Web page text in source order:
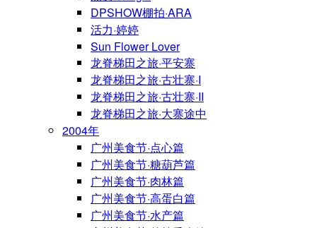
DPSHOW棚拍·ARA
活力·婷婷
Sun Flower Lover
龙脊梯田之旅·平安寨
龙脊梯田之旅·古壮寨·I
龙脊梯田之旅·古壮寨·II
龙脊梯田之旅·大寨途中
2004年
广州美食节·点心篇
广州美食节·糖葫芦篇
广州美食节·肉林篇
广州美食节·高蛋白篇
广州美食节·水产篇